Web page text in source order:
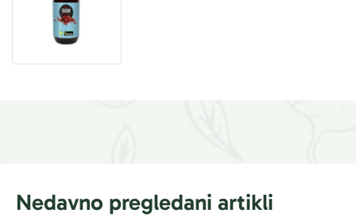
Nedavno pregledani artikli